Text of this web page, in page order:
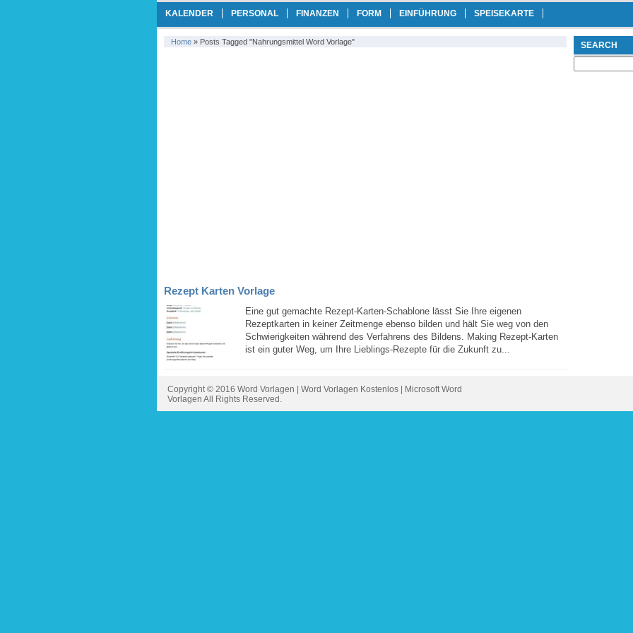
KALENDER PERSONAL FINANZEN FORM EINFÜHRUNG SPEISEKARTE
Home » Posts Tagged "Nahrungsmittel Word Vorlage"
Rezept Karten Vorlage
Eine gut gemachte Rezept-Karten-Schablone lässt Sie Ihre eigenen
Rezeptkarten in keiner Zeitmenge ebenso bilden und hält Sie weg von den
Schwierigkeiten während des Verfahrens des Bildens. Making Rezept-Karten
ist ein guter Weg, um Ihre Lieblings-Rezepte für die Zukunft zu...
SEARCH
for:
Copyright © 2016 Word Vorlagen | Word Vorlagen Kostenlos | Microsoft Word
Vorlagen All Rights Reserved.